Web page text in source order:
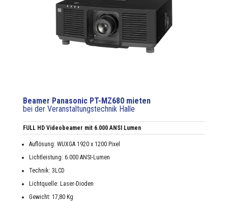
Beamer Panasonic PT-MZ680 mieten
bei der Veranstaltungstechnik Halle
FULL HD Videobeam­er mit 6.000 ANSI Lumen
Auflö­sung: WUXGA 1920 x 1200 Pix­el
Lichtleis­tung: 6.000 ANSI-Lumen
Tech­nik: 3LCD
Lichtquelle: Laser-Dio­den
Gewicht: 17,80 Kg